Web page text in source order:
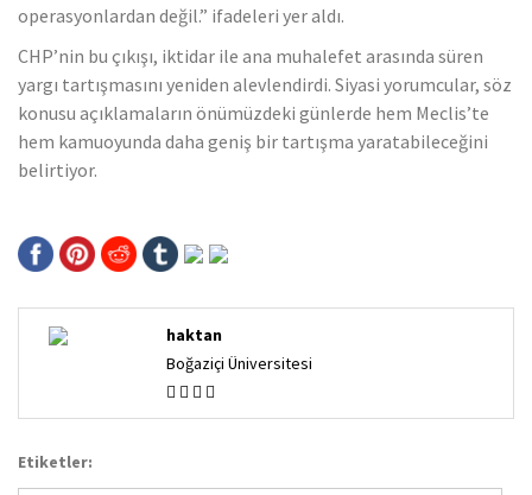
operasyonlardan değil.” ifadeleri yer aldı.
CHP’nin bu çıkışı, iktidar ile ana muhalefet arasında süren
yargı tartışmasını yeniden alevlendirdi. Siyasi yorumcular, söz
konusu açıklamaların önümüzdeki günlerde hem Meclis’te
hem kamuoyunda daha geniş bir tartışma yaratabileceğini
belirtiyor.
haktan
Boğaziçi Üniversitesi
Etiketler: